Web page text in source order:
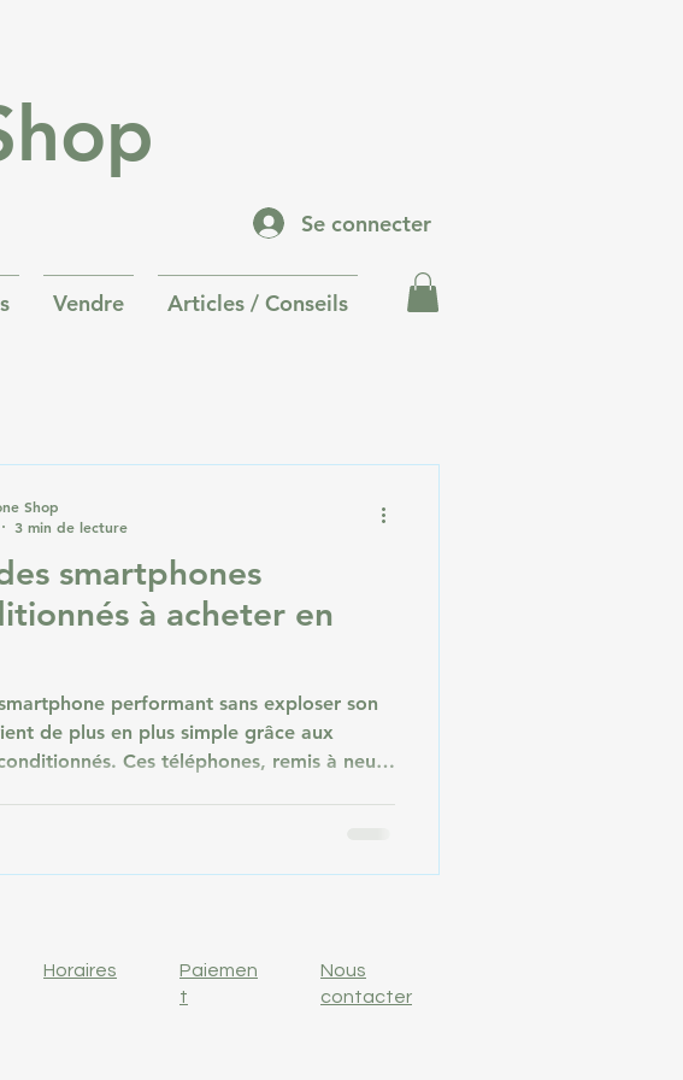
Se connecter
Vendre Articles / Conseils
smartphones
à acheter en
performant sans exploser son
de plus en plus simple grâce aux
Ces téléphones, remis à neuf
s’est largement développé, proposant
à acheter
Shop
3 min de lecture
Horaires
Paiemen
t
Nous
contacter